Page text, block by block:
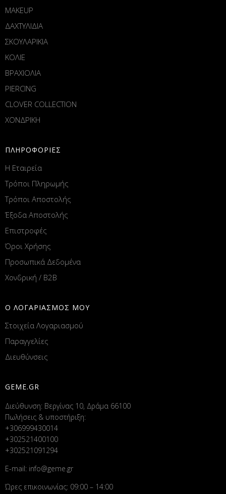
MAKEUP
ΔΑΧΤΥΛΙΔΙΑ
ΣΚΟΥΛΑΡΙΚΙΑ
ΚΟΛΙΕ
ΒΡΑΧΙΟΛΙΑ
PIERCING
CLOVER COLLECTION
ΧΟΝΔΡΙΚΗ
ΠΛΗΡΟΦΟΡΙΕΣ
Η Εταιρεία
Τρόποι Πληρωμής
Τρόποι Αποστολής
Έξοδα Αποστολής
Επιστροφές
Όροι Χρήσης
Προσωπικά Δεδομένα
Χονδρική / B2B
Ο ΛΟΓΑΡΙΑΣΜΟΣ ΜΟΥ
Στοιχεία Λογαριασμού
Παραγγελίες
Διευθύνσεις
GEME.GR
Διεύθυνση: Βεργίνας 10, Δράμα 66100
Πωλήσεις & υποστήριξη:
+306999430014
+302521400100
+302521091294
E-mail: info@geme.gr
Ώρες επικοινωνίας: 09:00 – 14:00